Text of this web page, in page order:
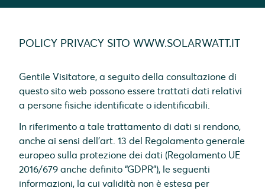
POLICY PRIVACY SITO WWW.SOLARWATT.IT
Gentile Visitatore, a seguito della consultazione di
questo sito web possono essere trattati dati relativi
a persone fisiche identificate o identificabili.
In riferimento a tale trattamento di dati si rendono,
anche ai sensi dell'art. 13 del Regolamento generale
europeo sulla protezione dei dati (Regolamento UE
2016/679 anche definito “GDPR”), le seguenti
informazioni, la cui validità non è estesa per